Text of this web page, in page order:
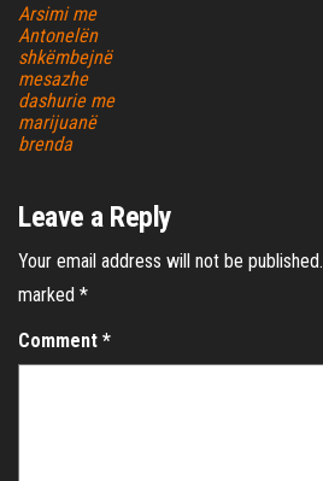
Arsimi me
Antonelën
shkëmbejnë
mesazhe
dashurie me
marijuanë
brenda
Leave a Reply
Your email address will not be published.
marked *
Comment *